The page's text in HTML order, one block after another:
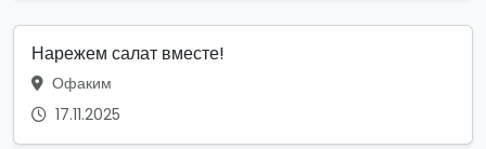
Нарежем салат вместе!
Офаким
17.11.2025